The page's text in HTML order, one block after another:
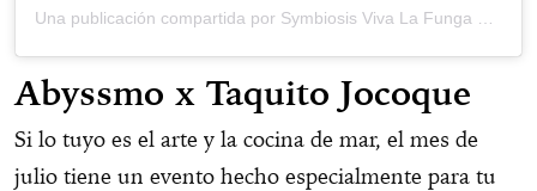
Abyssmo x Taquito Jocoque
Si lo tuyo es el arte y la cocina de mar, el mes de
julio tiene un evento hecho especialmente para tu